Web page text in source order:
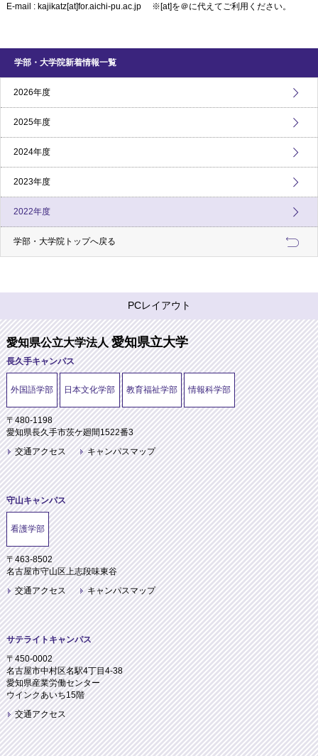
E-mail : kajikatz[at]for.aichi-pu.ac.jp ※[at]を＠に代えてご利用ください。
学部・大学院新着情報一覧
2026年度
2025年度
2024年度
2023年度
2022年度
学部・大学院トップへ戻る
PCレイアウト
愛知県公立大学法人愛知県立大学
長久手キャンパス
外国語学部 日本文化学部 教育福祉学部 情報科学部
〒480-1198
愛知県長久手市茨ケ廻間1522番3
交通アクセス
キャンパスマップ
守山キャンパス
看護学部
〒463-8502
名古屋市守山区上志段味東谷
交通アクセス
キャンパスマップ
サテライトキャンパス
〒450-0002
名古屋市中村区名駅4丁目4-38
愛知県産業労働センター
ウインクあいち15階
交通アクセス